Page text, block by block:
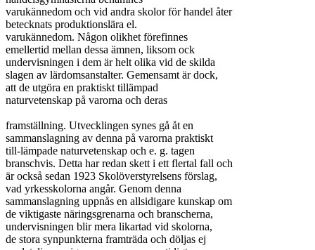
varukännedom och vid andra skolor för handel åter
betecknats produktionslära el.
varukännedom. Någon olikhet förefinnes
emellertid mellan dessa ämnen, liksom ock
undervisningen i dem är helt olika vid de skilda
slagen av lärdomsanstalter. Gemensamt är dock,
att de utgöra en praktiskt tillämpad
naturvetenskap på varorna och deras
framställning. Utvecklingen synes gå åt en
sammanslagning av denna på varorna praktiskt
till-lämpade naturvetenskap och e. g. tagen
branschvis. Detta har redan skett i ett flertal fall och
är också sedan 1923 Skolöverstyrelsens förslag,
vad yrkesskolorna angår. Genom denna
sammanslagning uppnås en allsidigare kunskap om
de viktigaste näringsgrenarna och branscherna,
undervisningen blir mera likartad vid skolorna,
de stora synpunkterna framträda och döljas ej